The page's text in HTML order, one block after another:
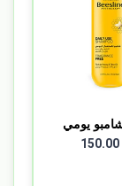
يومي